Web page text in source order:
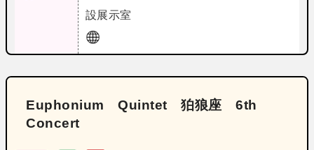
設展示室
Euphonium Quintet 狛狼座 6th
Concert